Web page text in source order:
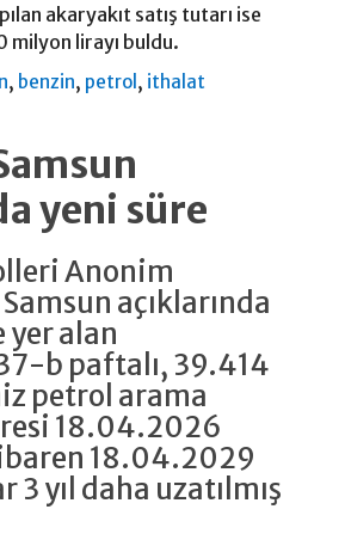
akaryakıt satış tutarı ise
milyon lirayı buldu.
, benzin, petrol , ithalat
yeni süre
Anonim
açıklarında
alan
b paftalı, 39.414
petrol arama
18.04.2026
18.04.2029
yıl daha uzatılmış